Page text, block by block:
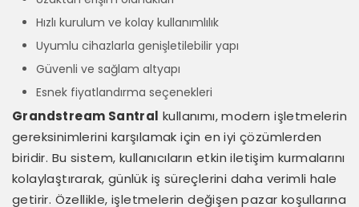
Hızlı kurulum ve kolay kullanımlılık
Uyumlu cihazlarla genişletilebilir yapı
Güvenli ve sağlam altyapı
Esnek fiyatlandırma seçenekleri
Grandstream Santral kullanımı, modern işletmelerin
gereksinimlerini karşılamak için en iyi çözümlerden
biridir. Bu sistem, kullanıcıların etkin iletişim kurmalarını
kolaylaştırarak, günlük iş süreçlerini daha verimli hale
getirir. Özellikle, işletmelerin değişen pazar koşullarına